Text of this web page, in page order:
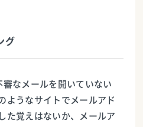
グ
なメールを開いていない
ようなサイトでメールアド
た覚えはないか、メールア